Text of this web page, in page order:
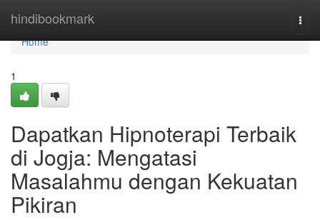
hindibookmark
Home
Home
1
Dapatkan Hipnoterapi Terbaik
di Jogja: Mengatasi
Masalahmu dengan Kekuatan
Pikiran